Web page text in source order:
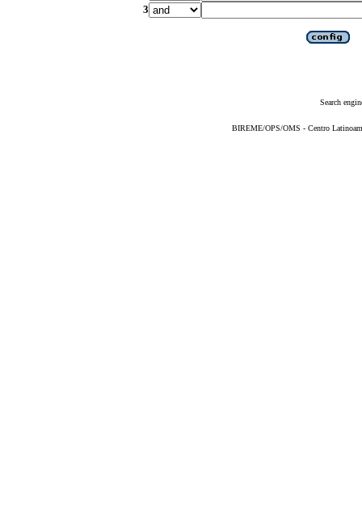
3
Search
BIREME/OPS/OMS - Centro